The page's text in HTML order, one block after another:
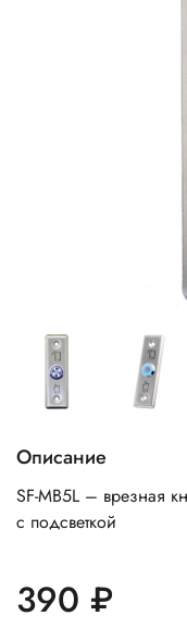
Описание
SF-MB5L – вpeзнaя
c пoдcвeткoй
390 ₽